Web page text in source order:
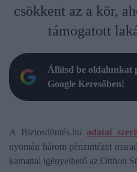
csökkent az a kör,
támogatott
Állítsd be oldalunkat
Google Keresőben!
A Biztosdöntés.hu adatai
nyomán három pénzintézet
kamattal igényelhető az Otthon